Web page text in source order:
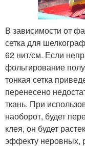
В зависимости от
сетка для
62 нит/см. Если
фольгирование
тонкая сетка
перенесено
ткань. При
наоборот, будет
клея, он будет
эффекту неровных,